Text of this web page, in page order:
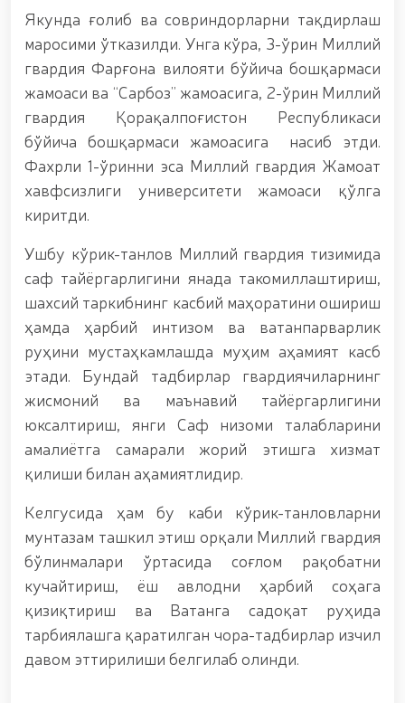
buyumlarining-noqonuniy-muomalasiga-chek-
qoyildi-12-15)chek қўйилди / / Миллий гвардия
Ихтисослаштирилган ўқув марказида навбатдаги
тингловчилар учун сертификат топшириш
маросими бўлиб ўтди. // Миллий гвардия
Қорабайир отчилик мажмуасида “Ўзбекистон
отлари” нуфузли кўргазмаси юқори савияда бўлиб
ўтди. // Миллий гвардия Жамоат хавфсизлиги
университетига ўқишга кириш истагини билдирган
номзодларни саралаб олиш жараёнлари давом
этмоқда / / Давлатимиз раҳбарининг оммавий
спортни янги босқичга олиб чиқиш борасида
белгилаб берган вазифалари юзасидан, Миллий
гвардия қўмондони R.Djurayev раислигида,
камондан (паракамондан) отиш мураббийлари
иштирокидаги Конференция ўтказилди / / Миллий
гвардия Сурхондарё вилояти бўйича бошқармаси
аёл ҳарбий хизматчилари Ҳуқуқни муҳофаза
қилувчи органлар ходималари ўртасида волейбол
бўйича ўтказилган мусобақада фахрли биринчи
ўринни эгаллашди / / Олий Мажлис Сенатининг
қўмита раиси ва Миллий гвардия Жамоат
хавфсизлиги университети доцентлари
иштирокидаги очиқ мулоқот / / Миллий гвардия
Темурбеклар мактаби ўқувчилари билан
хусусиятлари” мавзусида кўргазмали машғулот
ташкил этилди / / Миллий гвардия Тошкент
минтақавий ўқув марказида "Объектларни
қўриқлаш тизимида учувчисиз учадиган
аппаратларини қўллаш истиқболлари” мавзусида
Республика илмий-амалий семинари ўтказилди / /
Муборак Рамазон ойи Таровеҳ намозлари ўқилиши
вақтида жамоат тартиби ҳамда фуқаролар
хавфсизлиги таъминланад / / Ўзбекистон
Республикаси Президентининг "Иккинчи жаҳон
Якунда ғолиб ва совриндорларни тақдирлаш
маросими ўтказилди. Унга кўра, 3-ўрин Миллий
гвардия Фарғона вилояти бўйича бошқармаси
жамоаси ва “Сарбоз” жамоасига, 2-ўрин Миллий
гвардия Қорақалпоғистон Республикаси
бўйича бошқармаси жамоасига насиб этди.
Фахрли 1-ўринни эса Миллий гвардия Жамоат
хавфсизлиги университети жамоаси қўлга
киритди.
Ушбу кўрик-танлов Миллий гвардия тизимида
саф тайёргарлигини янада такомиллаштириш,
шахсий таркибнинг касбий маҳоратини ошириш
ҳамда ҳарбий интизом ва ватанпарварлик
руҳини мустаҳкамлашда муҳим аҳамият касб
этади. Бундай тадбирлар гвардиячиларнинг
жисмоний ва маънавий тайёргарлигини
юксалтириш, янги Саф низоми талабларини
амалиётга самарали жорий этишга хизмат
қилиши билан аҳамиятлидир.
Келгусида ҳам бу каби кўрик-танловларни
мунтазам ташкил этиш орқали Миллий гвардия
бўлинмалари ўртасида соғлом рақобатни
кучайтириш, ёш авлодни ҳарбий соҳага
қизиқтириш ва Ватанга садоқат руҳида
тарбиялашга қаратилган чора-тадбирлар изчил
давом эттирилиши белгилаб олинди.